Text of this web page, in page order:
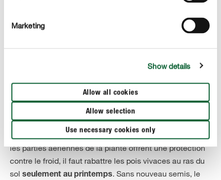
Marketing
Show details
Allow all cookies
Allow selection
Use necessary cookies only
Fertilisation
. Il apprécie par conséquent
les mêmes engrais que les rhododendrons et hortensias.
Vous avez planté des pois vivaces ? Vous profiterez de
magnifiques fleurs multicolores l’an prochain. Comme
les parties aériennes de la plante offrent une protection
contre le froid, il faut rabattre les pois vivaces au ras du
sol seulement au printemps. Sans nouveau semis, le